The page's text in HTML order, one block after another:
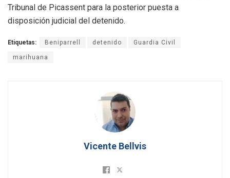
Tribunal de Picassent para la posterior puesta a
disposición judicial del detenido.
Etiquetas: Beniparrell detenido Guardia Civil
marihuana
Vicente Bellvis